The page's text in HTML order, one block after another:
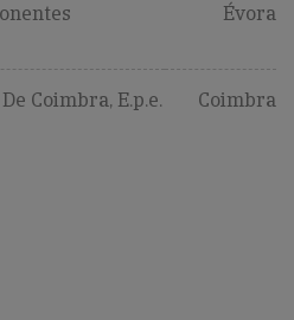
Évora
Coimbra, E.p.e. Coimbra